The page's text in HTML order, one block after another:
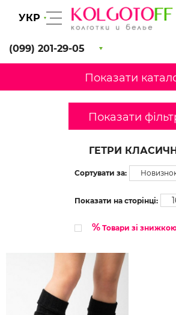
УКР
(099) 201-29-05
Показати
Показати
ГЕТРИ
Сортувати за:
Показати на сторінці:
% Товари зі